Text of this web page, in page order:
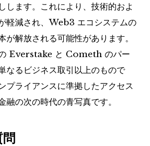
します。これにより、技術的およ
軽減され、Web3 エコシステムの
が解放される可能性があります。
Everstake と Cometh のパー
なるビジネス取引以上のもので
プライアンスに準拠したアクセス
融の次の時代の青写真です。